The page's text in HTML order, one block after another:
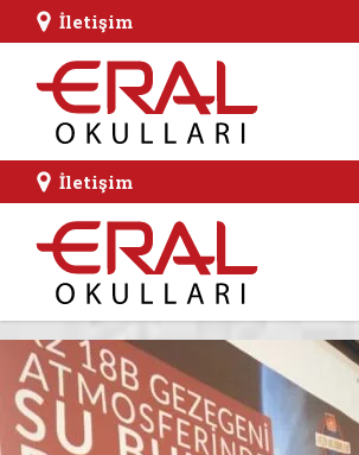
İletişim
İletişim